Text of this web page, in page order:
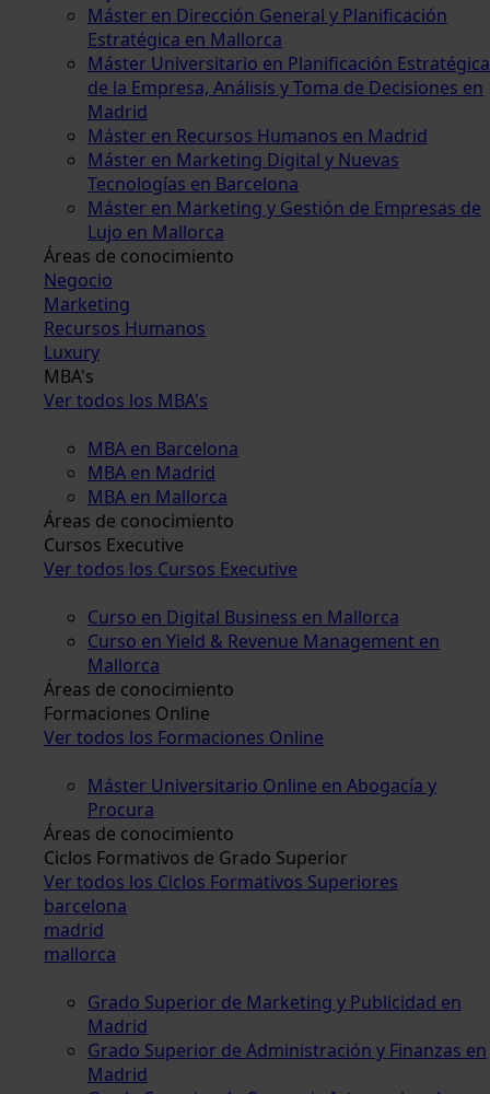
Máster en Dirección General y Planificación
Estratégica en Mallorca
Máster Universitario en Planificación Estratégica
de la Empresa, Análisis y Toma de Decisiones en
Madrid
Máster en Recursos Humanos en Madrid
Máster en Marketing Digital y Nuevas
Tecnologías en Barcelona
Máster en Marketing y Gestión de Empresas de
Lujo en Mallorca
Áreas de conocimiento
Negocio
Marketing
Recursos Humanos
Luxury
MBA's
Ver todos los MBA's
MBA en Barcelona
MBA en Madrid
MBA en Mallorca
Áreas de conocimiento
Cursos Executive
Ver todos los Cursos Executive
Curso en Digital Business en Mallorca
Curso en Yield & Revenue Management en
Mallorca
Áreas de conocimiento
Formaciones Online
Ver todos los Formaciones Online
Máster Universitario Online en Abogacía y
Procura
Áreas de conocimiento
Ciclos Formativos de Grado Superior
Ver todos los Ciclos Formativos Superiores
barcelona
madrid
mallorca
Grado Superior de Marketing y Publicidad en
Madrid
Grado Superior de Administración y Finanzas en
Madrid